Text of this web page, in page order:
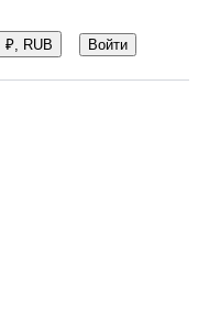
₽, RUB Войти